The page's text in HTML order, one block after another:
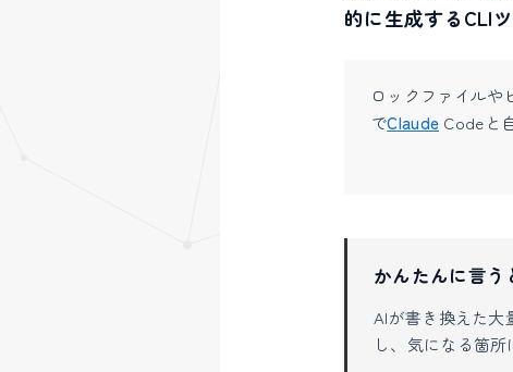
的に生成するCLI
ロックファイルや
でClaude Codeと
かんたんに言う
AIが書き換えた大
し、気になる箇